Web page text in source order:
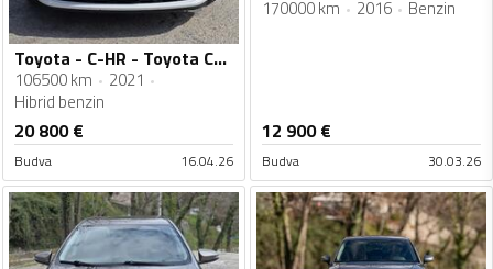
Toyota - C-HR - Toyota Chr 1.8 hybrid
106500 km
2021
Hibrid benzin
20 800€
Budva 16.04.26
170000 km 2016 Benzin
12 900€
Budva 30.03.26